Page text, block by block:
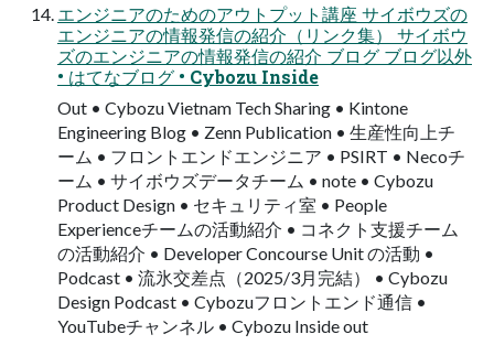
エンジニアのためのアウトプット講座 サイボウズの
エンジニアの情報発信の紹介（リンク集） サイボウ
ズのエンジニアの情報発信の紹介 ブログ ブログ以外
• はてなブログ • Cybozu Inside
Out • Cybozu Vietnam Tech Sharing • Kintone
Engineering Blog • Zenn Publication • 生産性向上チ
ーム • フロントエンドエンジニア • PSIRT • Necoチ
ーム • サイボウズデータチーム • note • Cybozu
Product Design • セキュリティ室 • People
Experienceチームの活動紹介 • コネクト支援チーム
の活動紹介 • Developer Concourse Unit の活動 •
Podcast • 流氷交差点（2025/3月完結） • Cybozu
Design Podcast • Cybozuフロントエンド通信 •
YouTubeチャンネル • Cybozu Inside out